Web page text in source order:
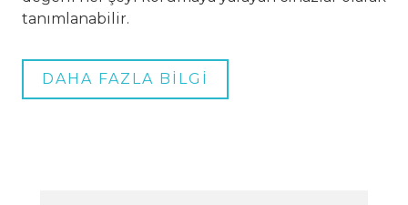
tanımlanabilir.
DAHA FAZLA BİLGİ